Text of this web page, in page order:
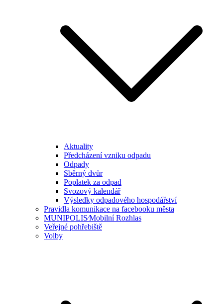
Aktuality
Předcházení vzniku odpadu
Odpady
Sběrný dvůr
Poplatek za odpad
Svozový kalendář
Výsledky odpadového hospodářství
Pravidla komunikace na facebooku města
MUNIPOLIS⁄Mobilní Rozhlas
Veřejné pohřebiště
Volby